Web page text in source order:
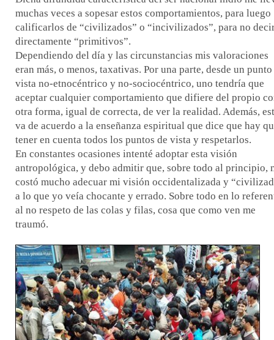
muchas veces a sopesar estos comportamientos, para luego
calificarlos de “civilizados” o “incivilizados”, para no
directamente “primitivos”.
Dependiendo del día y las circunstancias mis valoraciones
eran más, o menos, taxativas. Por una parte, desde un punto
vista no-etnocéntrico y no-sociocéntrico, uno tendría que
aceptar cualquier comportamiento que difiere del propio
otra forma, igual de correcta, de ver la realidad. Además,
va de acuerdo a la enseñanza espiritual que dice que hay
tener en cuenta todos los puntos de vista y respetarlos.
En constantes ocasiones intenté adoptar esta visión
antropológica, y debo admitir que, sobre todo al principio,
costó mucho adecuar mi visión occidentalizada y
a lo que yo veía chocante y errado. Sobre todo en lo
al no respeto de las colas y filas, cosa que como ven me
traumó.